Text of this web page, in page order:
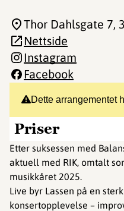
Dette arrangementet
Priser
Etter suksessen med
aktuell med RIK, omtalt
musikkåret 2025.
Live byr Lassen på en
konsertopplevelse –
Thor Dahlsgate 7,
Nettside
Instagram
Facebook